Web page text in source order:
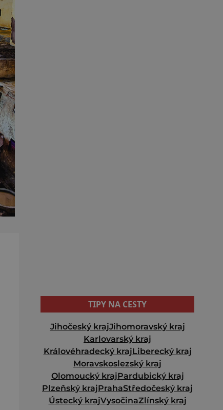
TIPY NA CESTY
Jihočeský krajJihomoravský kraj
Karlovarský kraj
Královéhradecký krajLiberecký kraj
Moravskoslezský kraj
Olomoucký krajPardubický kraj
Plzeňský krajPrahaStředočeský kraj
Ústecký krajVysočinaZlínský kraj